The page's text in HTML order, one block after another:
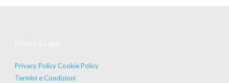
Privacy PolicyCookie Policy
Termini e Condizioni